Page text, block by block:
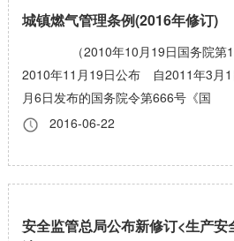
城镇燃气管理条例(2016年修订)
（2010年10月19日国务院第
2010年11月19日公布 自2011年3月
月6日发布的国务院令第666号《国
2016-06-22
安全监管总局公布新修订<生产